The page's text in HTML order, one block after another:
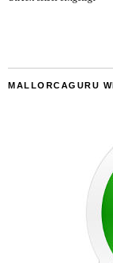
MALLORCAGURU